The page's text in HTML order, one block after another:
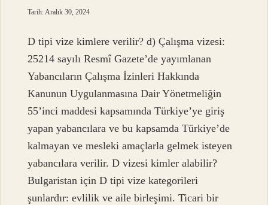
Tarih: Aralık 30, 2024
D tipi vize kimlere verilir? d) Çalışma vizesi:
25214 sayılı Resmî Gazete’de yayımlanan
Yabancıların Çalışma İzinleri Hakkında
Kanunun Uygulanmasına Dair Yönetmeliğin
55’inci maddesi kapsamında Türkiye’ye giriş
yapan yabancılara ve bu kapsamda Türkiye’de
kalmayan ve mesleki amaçlarla gelmek isteyen
yabancılara verilir. D vizesi kimler alabilir?
Bulgaristan için D tipi vize kategorileri
şunlardır: evlilik ve aile birleşimi. Ticari bir